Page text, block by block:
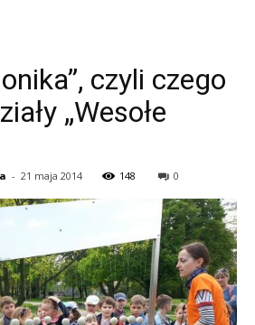
czyli czego
„Wesołe
- 21 maja 2014 148 0